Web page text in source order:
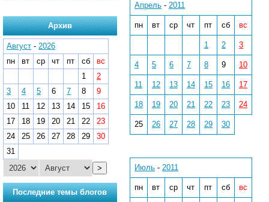
Апрель - 2011
пн вт ср чт пт сб вс
1 2 3
4 5 6 7 8 9 10
11 12 13 14 15 16 17
18 19 20 21 22 23 24
25 26 27 28 29 30
Июль - 2011
пн вт ср чт пт сб вс
Архив
Август - 2026
пн
вт ср чт пт сб
вс
1
2
3
4 5 6 7 8
9
10
11 12 13 14 15
16
17
18 19 20 21 22
23
24
25 26 27 28 29
30
31
>
Последние темы блогов